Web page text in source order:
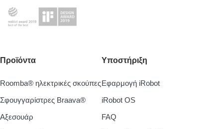
Προϊόντα
Roomba® ηλεκτρικές σκούπες
Σφουγγαρίστρες Braava®
Aξεσουάρ
Υποστήριξη
Εφαρμογή iRobot
iRobot OS
FAQ